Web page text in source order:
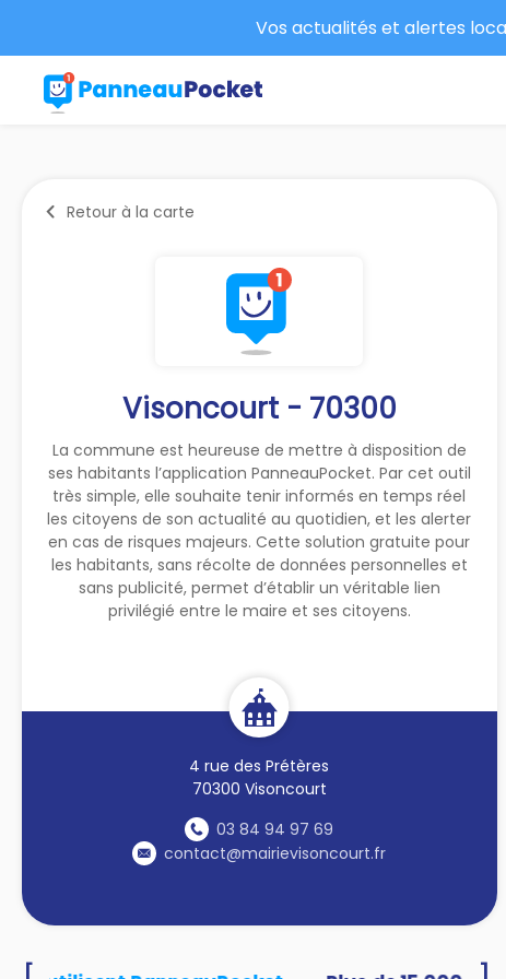
Vos actualités et alertes
Retour à la carte
Visoncourt - 70300
La commune est heureuse de mettre à disposition de
ses habitants l’application PanneauPocket. Par cet outil
très simple, elle souhaite tenir informés en temps réel
les citoyens de son actualité au quotidien, et les alerter
en cas de risques majeurs. Cette solution gratuite pour
les habitants, sans récolte de données personnelles et
sans publicité, permet d’établir un véritable lien
privilégié entre le maire et ses citoyens.
4 rue des Prétères
70300 Visoncourt
03 84 94 97 69
contact@mairievisoncourt.fr